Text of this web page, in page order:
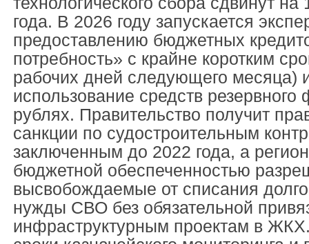
года. В 2026 году запускается
предоставлению бюджетных
потребность» с крайне коротким
рабочих дней следующего месяца)
использование средств
рублях. Правительство получит
санкции по судостроительным
заключенным до 2022 года, а
бюджетной обеспеченностью
высвобождаемые от списания
нужды СВО без обязательной
инфраструктурным проектам в